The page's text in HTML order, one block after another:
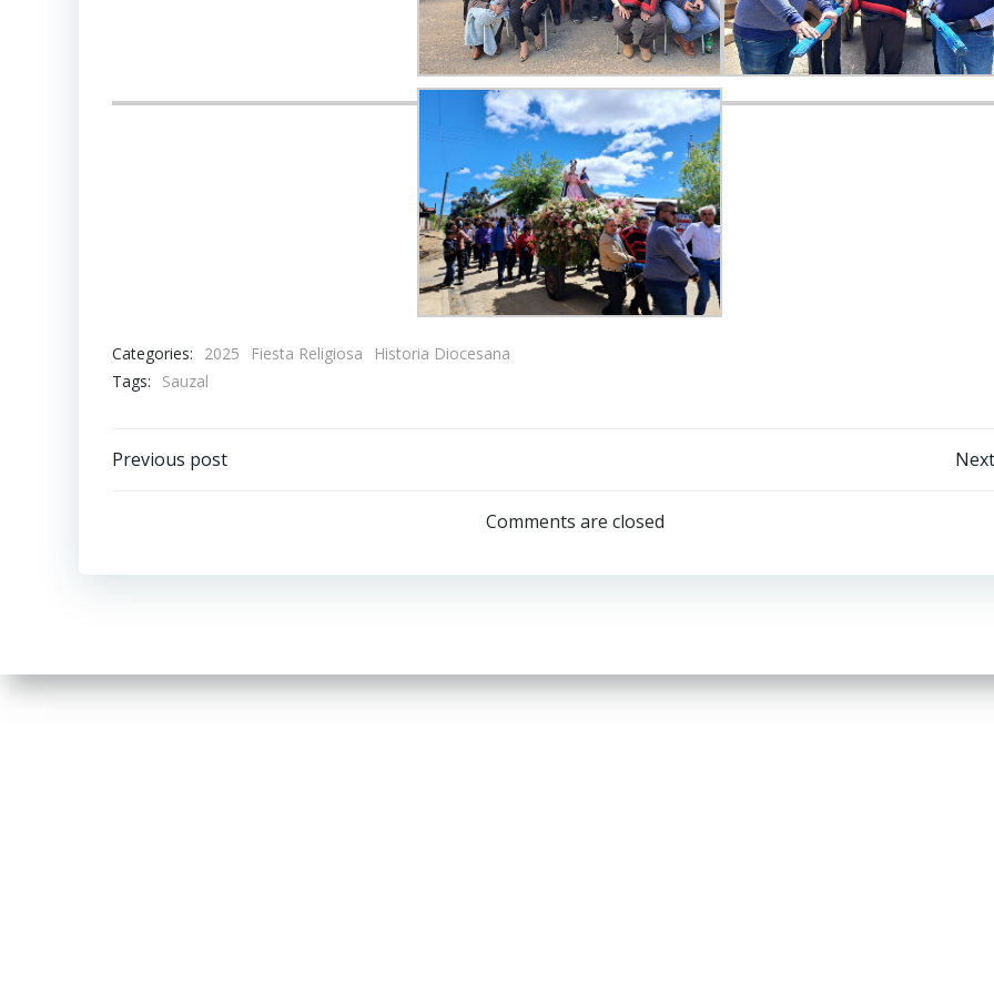
Categories: 2025 Fiesta Religiosa
Historia Diocesana
Tags:
Sauzal
Navegación
las
Previous post
por
las
Comments are closed